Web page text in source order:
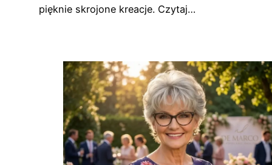
pięknie skrojone kreacje. Czytaj…